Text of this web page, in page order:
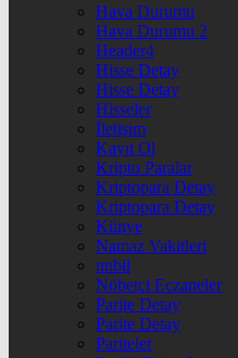
Hava Durumu
Hava Durumu 2
Header4
Hisse Detay
Hisse Detay
Hisseler
İletişim
Kayıt Ol
Kripto Paralar
Kriptopara Detay
Kriptopara Detay
Künye
Namaz Vakitleri
nnbil
Nöbetçi Eczaneler
Parite Detay
Parite Detay
Pariteler